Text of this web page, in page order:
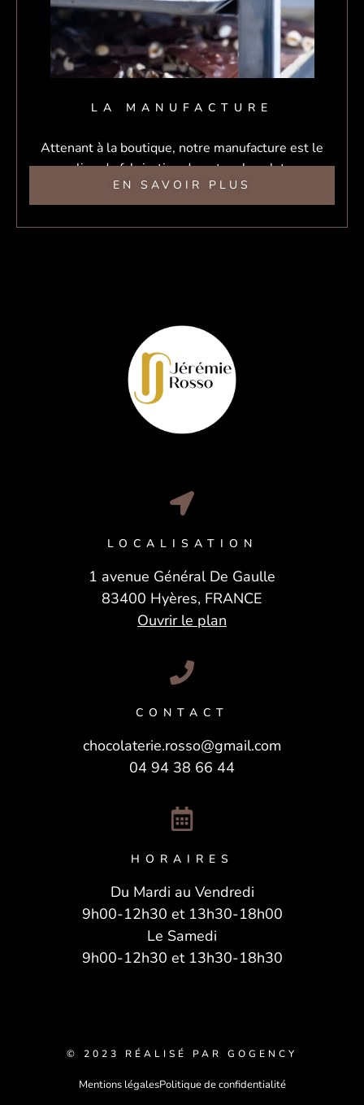
LA MANUFACTURE
Attenant à la boutique, notre manufacture est le
lieu de fabrication de notre chocolat.
EN SAVOIR PLUS
LOCALISATION
1 avenue Général De Gaulle
83400 Hyères, FRANCE
Ouvrir le plan
CONTACT
chocolaterie.rosso@gmail.com
04 94 38 66 44
HORAIRES
Du Mardi au Vendredi
9h00-12h30 et 13h30-18h00
Le Samedi
9h00-12h30 et 13h30-18h30
© 2023 RÉALISÉ PAR GOGENCY
Mentions légalesPolitique de confidentialité